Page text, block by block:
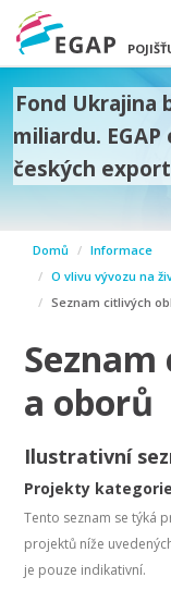
Fond Ukrajina
miliardu.
českých
Domů
Informace
O vlivu vývozu na
Seznam citlivých
a oborů
Ilustrativní
Projekty
Tento seznam se týká
projektů níže
je pouze indikativní.